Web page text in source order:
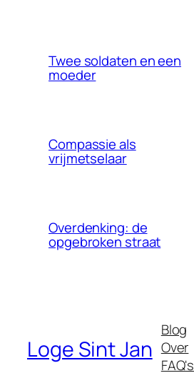
Twee soldaten en een
moeder
Compassie als
vrijmetselaar
Overdenking: de
opgebroken straat
Loge Sint Jan
Blog
Over
FAQ's